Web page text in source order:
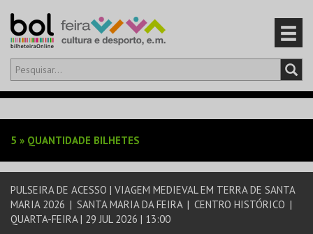
Olá,iniciar sessão
EVENTOS
CARTÕES
5 » QUANTIDADE BILHETES
PULSEIRA DE ACESSO | VIAGEM MEDIEVAL EM TERRA DE SANTA
MARIA 2026 | SANTA MARIA DA FEIRA | CENTRO HISTÓRICO |
QUARTA-FEIRA | 29 JUL 2026 | 13:00